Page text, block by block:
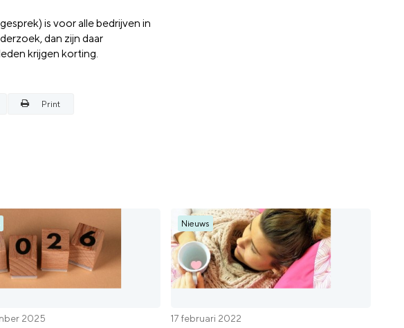
is voor alle bedrijven in
dan zijn daar
krijgen korting.
Print
2025
Nieuws
17 februari 2022